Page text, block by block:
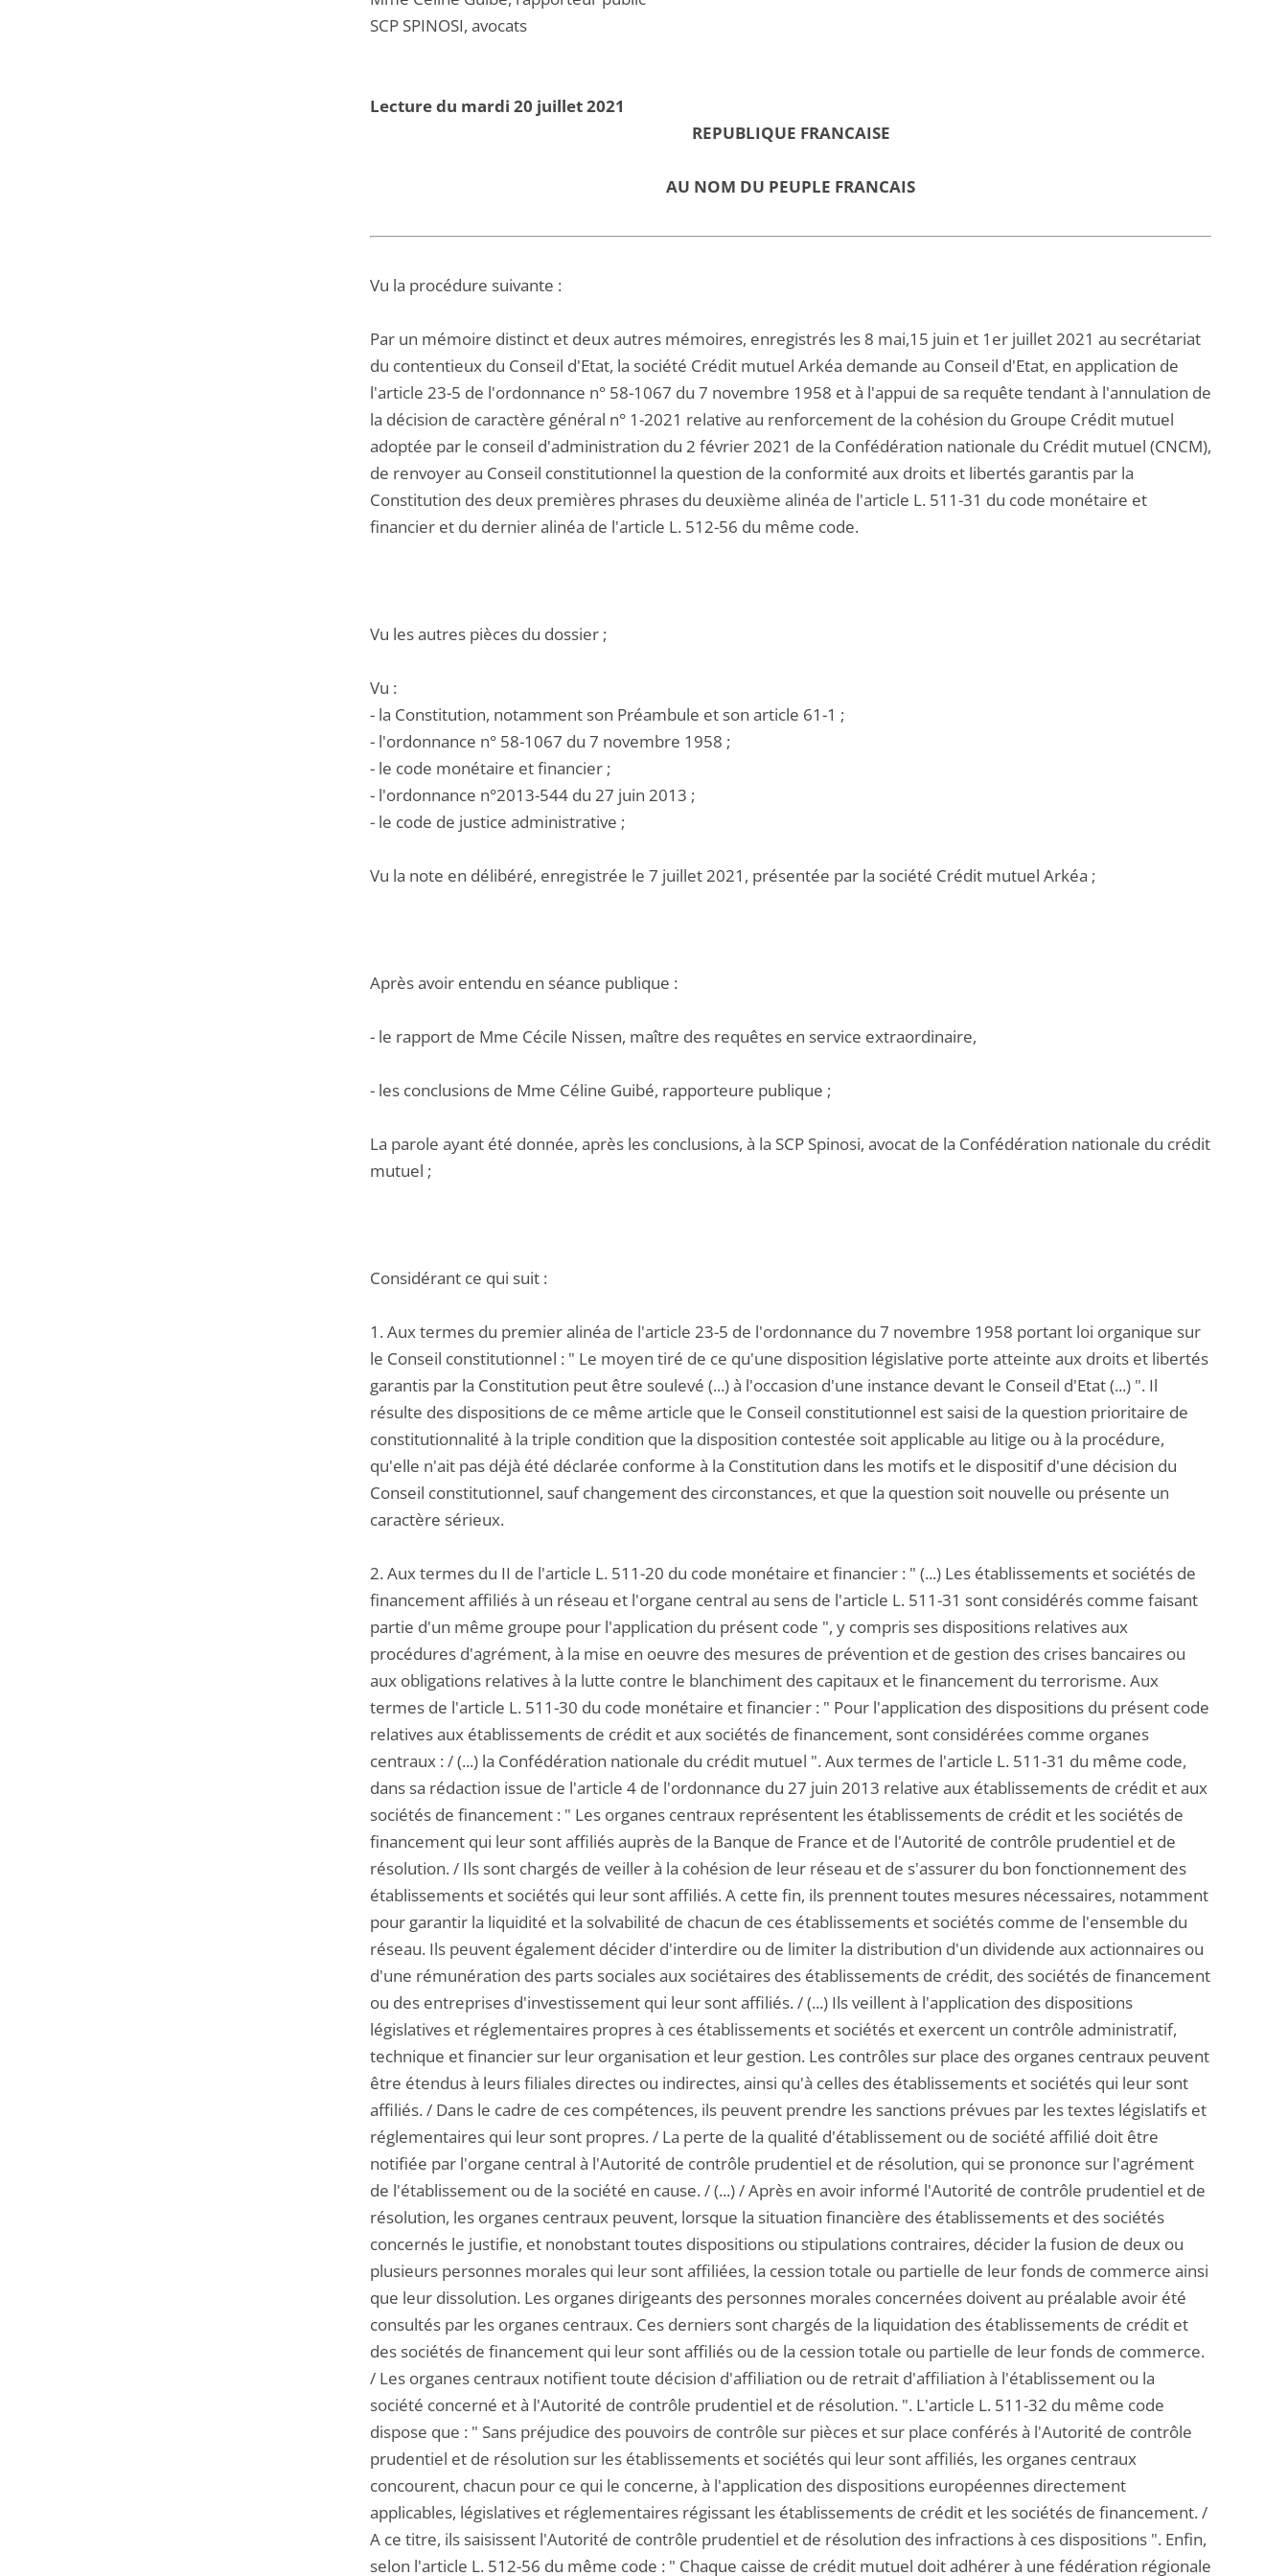
SCP SPINOSI, avocats
Lecture du mardi 20 juillet 2021
REPUBLIQUE FRANCAISE
AU NOM DU PEUPLE FRANCAIS
Vu la procédure suivante :
Par un mémoire distinct et deux autres mémoires, enregistrés les 8 mai,15 juin et 1er juillet 2021 au secrétariat
du contentieux du Conseil d'Etat, la société Crédit mutuel Arkéa demande au Conseil d'Etat, en application de
l'article 23-5 de l'ordonnance n° 58-1067 du 7 novembre 1958 et à l'appui de sa requête tendant à l'annulation de
la décision de caractère général n° 1-2021 relative au renforcement de la cohésion du Groupe Crédit mutuel
adoptée par le conseil d'administration du 2 février 2021 de la Confédération nationale du Crédit mutuel (CNCM),
de renvoyer au Conseil constitutionnel la question de la conformité aux droits et libertés garantis par la
Constitution des deux premières phrases du deuxième alinéa de l'article L. 511-31 du code monétaire et
financier et du dernier alinéa de l'article L. 512-56 du même code.
Vu les autres pièces du dossier ;
Vu :
- la Constitution, notamment son Préambule et son article 61-1 ;
- l'ordonnance n° 58-1067 du 7 novembre 1958 ;
- le code monétaire et financier ;
- l'ordonnance n°2013-544 du 27 juin 2013 ;
- le code de justice administrative ;
Vu la note en délibéré, enregistrée le 7 juillet 2021, présentée par la société Crédit mutuel Arkéa ;
Après avoir entendu en séance publique :
- le rapport de Mme Cécile Nissen, maître des requêtes en service extraordinaire,
- les conclusions de Mme Céline Guibé, rapporteure publique ;
La parole ayant été donnée, après les conclusions, à la SCP Spinosi, avocat de la Confédération nationale du crédit
mutuel ;
Considérant ce qui suit :
1. Aux termes du premier alinéa de l'article 23-5 de l'ordonnance du 7 novembre 1958 portant loi organique sur
le Conseil constitutionnel : " Le moyen tiré de ce qu'une disposition législative porte atteinte aux droits et libertés
garantis par la Constitution peut être soulevé (...) à l'occasion d'une instance devant le Conseil d'Etat (...) ". Il
résulte des dispositions de ce même article que le Conseil constitutionnel est saisi de la question prioritaire de
constitutionnalité à la triple condition que la disposition contestée soit applicable au litige ou à la procédure,
qu'elle n'ait pas déjà été déclarée conforme à la Constitution dans les motifs et le dispositif d'une décision du
Conseil constitutionnel, sauf changement des circonstances, et que la question soit nouvelle ou présente un
caractère sérieux.
2. Aux termes du II de l'article L. 511-20 du code monétaire et financier : " (...) Les établissements et sociétés de
financement affiliés à un réseau et l'organe central au sens de l'article L. 511-31 sont considérés comme faisant
partie d'un même groupe pour l'application du présent code ", y compris ses dispositions relatives aux
procédures d'agrément, à la mise en oeuvre des mesures de prévention et de gestion des crises bancaires ou
aux obligations relatives à la lutte contre le blanchiment des capitaux et le financement du terrorisme. Aux
termes de l'article L. 511-30 du code monétaire et financier : " Pour l'application des dispositions du présent code
relatives aux établissements de crédit et aux sociétés de financement, sont considérées comme organes
centraux : / (...) la Confédération nationale du crédit mutuel ". Aux termes de l'article L. 511-31 du même code,
dans sa rédaction issue de l'article 4 de l'ordonnance du 27 juin 2013 relative aux établissements de crédit et aux
sociétés de financement : " Les organes centraux représentent les établissements de crédit et les sociétés de
financement qui leur sont affiliés auprès de la Banque de France et de l'Autorité de contrôle prudentiel et de
résolution. / Ils sont chargés de veiller à la cohésion de leur réseau et de s'assurer du bon fonctionnement des
établissements et sociétés qui leur sont affiliés. A cette fin, ils prennent toutes mesures nécessaires, notamment
pour garantir la liquidité et la solvabilité de chacun de ces établissements et sociétés comme de l'ensemble du
réseau. Ils peuvent également décider d'interdire ou de limiter la distribution d'un dividende aux actionnaires ou
d'une rémunération des parts sociales aux sociétaires des établissements de crédit, des sociétés de financement
ou des entreprises d'investissement qui leur sont affiliés. / (...) Ils veillent à l'application des dispositions
législatives et réglementaires propres à ces établissements et sociétés et exercent un contrôle administratif,
technique et financier sur leur organisation et leur gestion. Les contrôles sur place des organes centraux peuvent
être étendus à leurs filiales directes ou indirectes, ainsi qu'à celles des établissements et sociétés qui leur sont
affiliés. / Dans le cadre de ces compétences, ils peuvent prendre les sanctions prévues par les textes législatifs et
réglementaires qui leur sont propres. / La perte de la qualité d'établissement ou de société affilié doit être
notifiée par l'organe central à l'Autorité de contrôle prudentiel et de résolution, qui se prononce sur l'agrément
de l'établissement ou de la société en cause. / (...) / Après en avoir informé l'Autorité de contrôle prudentiel et de
résolution, les organes centraux peuvent, lorsque la situation financière des établissements et des sociétés
concernés le justifie, et nonobstant toutes dispositions ou stipulations contraires, décider la fusion de deux ou
plusieurs personnes morales qui leur sont affiliées, la cession totale ou partielle de leur fonds de commerce ainsi
que leur dissolution. Les organes dirigeants des personnes morales concernées doivent au préalable avoir été
consultés par les organes centraux. Ces derniers sont chargés de la liquidation des établissements de crédit et
des sociétés de financement qui leur sont affiliés ou de la cession totale ou partielle de leur fonds de commerce.
/ Les organes centraux notifient toute décision d'affiliation ou de retrait d'affiliation à l'établissement ou la
société concerné et à l'Autorité de contrôle prudentiel et de résolution. ". L'article L. 511-32 du même code
dispose que : " Sans préjudice des pouvoirs de contrôle sur pièces et sur place conférés à l'Autorité de contrôle
prudentiel et de résolution sur les établissements et sociétés qui leur sont affiliés, les organes centraux
concourent, chacun pour ce qui le concerne, à l'application des dispositions européennes directement
applicables, législatives et réglementaires régissant les établissements de crédit et les sociétés de financement. /
A ce titre, ils saisissent l'Autorité de contrôle prudentiel et de résolution des infractions à ces dispositions ". Enfin,
selon l'article L. 512-56 du même code : " Chaque caisse de crédit mutuel doit adhérer à une fédération régionale